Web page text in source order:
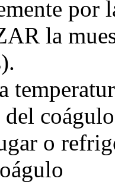
por
la
del
o